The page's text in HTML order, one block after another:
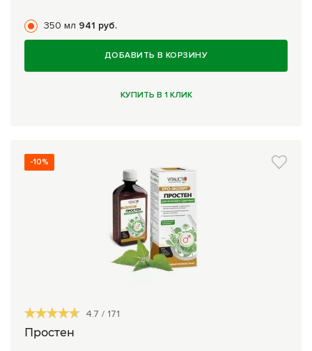
350 мл 941 руб.
ДОБАВИТЬ В КОРЗИНУ
КУПИТЬ В 1 КЛИК
-10%
4.7 / 171
Простен